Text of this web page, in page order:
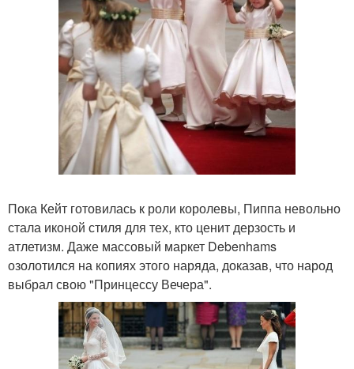
Пока Кейт готовилась к роли королевы, Пиппа невольно
стала иконой стиля для тех, кто ценит дерзость и
атлетизм. Даже массовый маркет Debenhams
озолотился на копиях этого наряда, доказав, что народ
выбрал свою "Принцессу Вечера".